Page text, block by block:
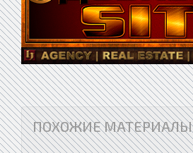
ПОХОЖИЕ МАТЕРИАЛЫ